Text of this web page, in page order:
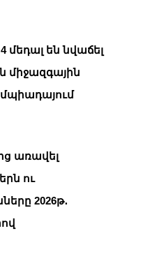
մեդալ են նվաճել
առավել
ու
2026թ․